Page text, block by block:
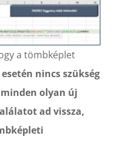
a tömbképlet
nincs szükség
minden olyan új
ad vissza,